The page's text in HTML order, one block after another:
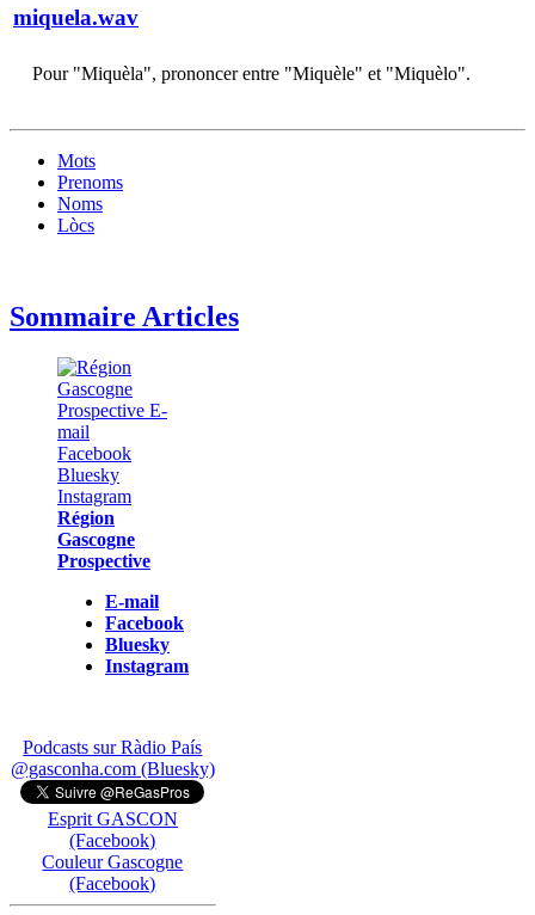
miquela.wav
Pour "Miquèla", prononcer entre "Miquèle" et "Miquèlo".
Mots
Prenoms
Noms
Lòcs
Sommaire Articles
Région
Gascogne
Prospective
E-mail
Facebook
Bluesky
Instagram
Podcasts sur Ràdio País
@gasconha.com (Bluesky)
Esprit GASCON
(Facebook)
Couleur Gascogne
(Facebook)